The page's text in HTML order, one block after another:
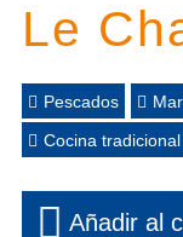
Le
Pescados
Cocina tradicional
Añadir al